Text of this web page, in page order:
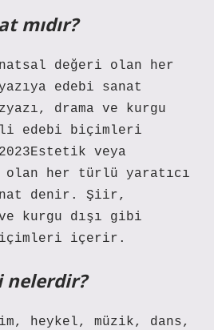
mıdır?
değeri olan her
edebi sanat
drama ve kurgu
edebi biçimleri
veya
olan her türlü yaratıcı
denir. Şiir,
kurgu dışı gibi
içerir.
nelerdir?
heykel, müzik, dans,